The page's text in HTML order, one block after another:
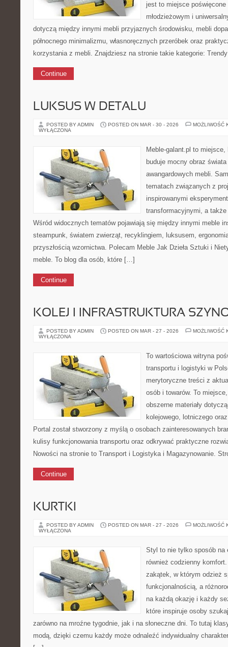
jest to miejsce
młodzieżowym i
dotyczą między innymi mebli przyjaznych środowisku, mebli
północnego minimalizmu, własnoręcznych przeróbek oraz
korzystania z mebli. Znajdziesz na stronie takie kategorie:
Continue
LUKSUS W DETALU
POSTED BY ADMIN POSTED ON MAR - 30 - 2026
MOŻLIWOŚĆ
WYŁĄCZONA
Meble-galant.pl to
buduje mocny obraz
awangardowych mebli.
tematach związanych z
inspirowanymi
transformacyjnymi, a
Wśród widocznych tematów pojawiają się między innymi meble
steampunk, światem zwierząt, recyklingiem, luksusem,
przyszłością wzornictwa. Polecam Meble Jak Dzieła Sztuki i
meble. To blog dla osób, które […]
Continue
KOLEJ I INFRASTRUKTURA
POSTED BY ADMIN POSTED ON MAR - 27 - 2026
MOŻLIWOŚĆ
WYŁĄCZONA
To wartościowa witryna
transportu i logistyki w
merytoryczne treści z
osób i towarów. To
obszerne materiały
kolejowego, lotniczego
Portal został stworzony z myślą o osobach zainteresowanych
kulisy funkcjonowania transportu oraz odkrywać praktyczne
Nowości na stronie to Transport i Logistyka i Magazynowanie.
Continue
KURTKI
POSTED BY ADMIN POSTED ON MAR - 27 - 2026
MOŻLIWOŚĆ
WYŁĄCZONA
Styl to nie tylko sposób na
również codzienny
zakątek, w którym odzież
funkcjonalnością, a
na każdą okazję i każdy
które inspiruje osoby
zarówno na mroźne tygodnie, jak i na słoneczne dni. To tutaj
modą, dzięki czemu każdy może odnaleźć indywidualny